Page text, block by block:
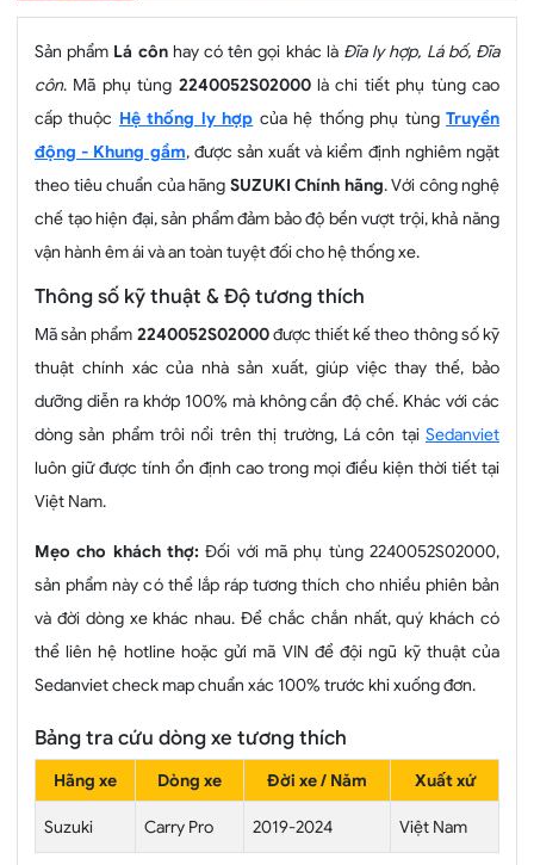
Sản phẩm Lá cônhay có tên gọi khác là Đĩa ly hợp, Lá bố, Đĩa
côn. Mã phụ tùng 2240052S02000là chi tiết phụ tùng cao
cấp thuộc Hệ thống ly hợp của hệ thống phụ tùngTruyền
động - Khung gầm, được sản xuất và kiểm định nghiêm ngặt
theo tiêu chuẩn của hãng SUZUKI Chính hãng. Với công nghệ
chế tạo hiện đại, sản phẩm đảm bảo độ bền vượt trội, khả năng
vận hành êm ái và an toàn tuyệt đối cho hệ thống xe.
Thông số kỹ thuật & Độ tương thích
Mã sản phẩm 2240052S02000được thiết kế theo thông số kỹ
thuật chính xác của nhà sản xuất, giúp việc thay thế, bảo
dưỡng diễn ra khớp 100% mà không cần độ chế. Khác với các
dòng sản phẩm trôi nổi trên thị trường, Lá côn tại Sedanviet
luôn giữ được tính ổn định cao trong mọi điều kiện thời tiết tại
Việt Nam.
Mẹo cho khách thợ: Đối với mã phụ tùng 2240052S02000,
sản phẩm này có thể lắp ráp tương thích cho nhiều phiên bản
và đời dòng xe khác nhau. Để chắc chắn nhất, quý khách có
thể liên hệ hotline hoặc gửi mã VIN để đội ngũ kỹ thuật của
Sedanviet check map chuẩn xác 100% trước khi xuống đơn.
Bảng tra cứu dòng xe tương thích
Hãng xe Dòng xe Đời xe / Năm Xuất xứ
Suzuki Carry Pro 2019-2024 Việt Nam